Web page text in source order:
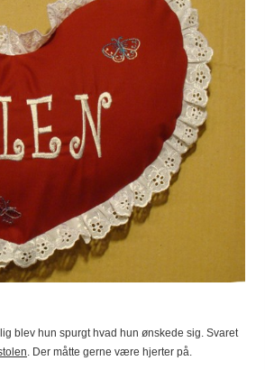
blev hun spurgt hvad hun ønskede sig. Svaret
. Der måtte gerne være hjerter på.